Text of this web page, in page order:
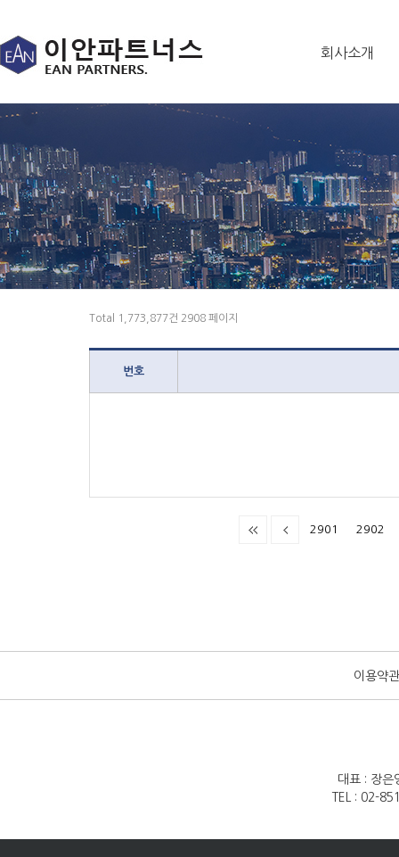
회사소개
Total 1,773,877건 2908 페이지
번호
2901 2902
이용약관
대표 : 장은
TEL : 02-